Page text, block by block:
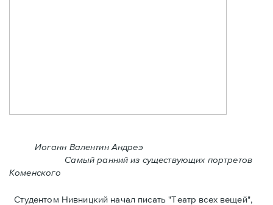
Иоганн Валентин Андреэ
Самый ранний из существующих портретов
Коменского
Студентом Нивницкий начал писать "Театр всех вещей",